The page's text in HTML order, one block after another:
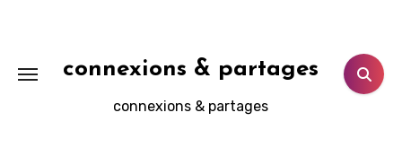
principal
connexions & partages
connexions & partages